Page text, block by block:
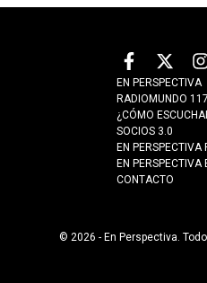
EN PERSPECTIVA
RADIOMUNDO
¿CÓMO
SOCIOS 3.0
EN PERSPECTIVA
EN PERSPECTIVA
CONTACTO
© 2026 - En Perspectiva.